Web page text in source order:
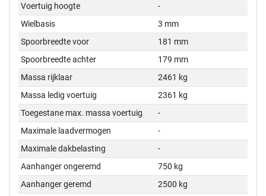
Voertuig hoogte
-
Wielbasis
3 mm
Spoorbreedte voor
181 mm
Spoorbreedte achter
179 mm
Massa rijklaar
2461 kg
Massa ledig voertuig
2361 kg
Toegestane max. massa voertuig
-
Maximale laadvermogen
-
Maximale dakbelasting
-
Aanhanger ongeremd
750 kg
Aanhanger geremd
2500 kg